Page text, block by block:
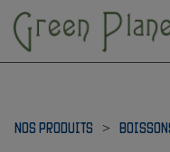
NOS PRODUITS >